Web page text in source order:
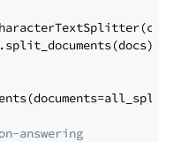
answering